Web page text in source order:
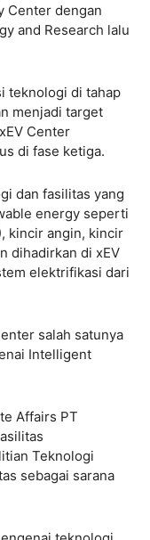
Center dengan
and Research lalu
teknologi di tahap
menjadi target
Center
di fase ketiga.
dan fasilitas yang
energy seperti
kincir angin, kincir
dihadirkan di xEV
elektrifikasi dari
salah satunya
Intelligent
Affairs PT
Teknologi
sebagai sarana